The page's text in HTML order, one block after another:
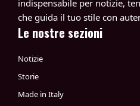
indispensabile per notizie,
che guida il tuo stile con
Le nostre sezioni
Notizie
Storie
Made in Italy